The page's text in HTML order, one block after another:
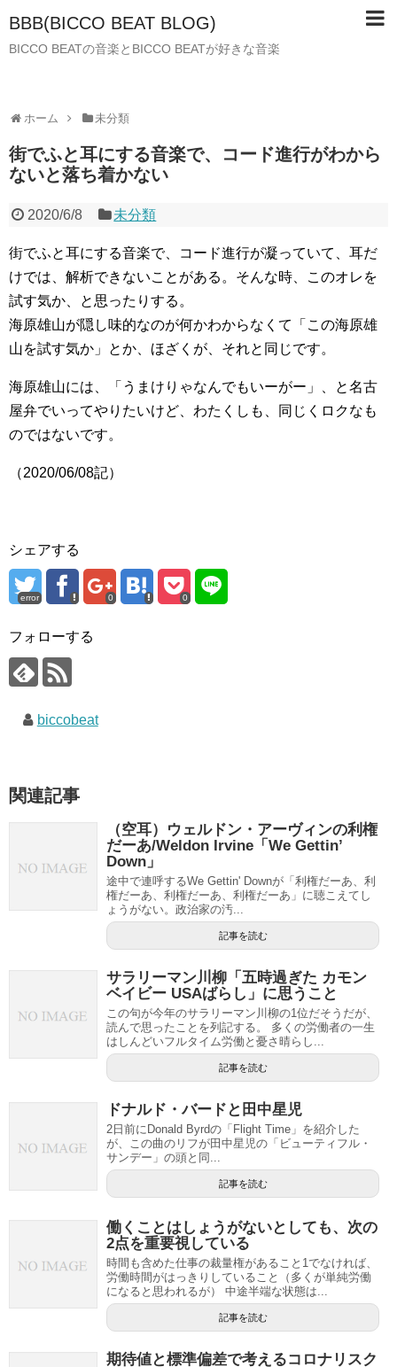
BBB(BICCO BEAT BLOG)
BICCO BEATの音楽とBICCO BEATが好きな音楽
ホーム 未分類
街でふと耳にする音楽で、コード進行がわから
ないと落ち着かない
2020/6/8 未分類
街でふと耳にする音楽で、コード進行が凝っていて、耳だ
けでは、解析できないことがある。そんな時、このオレを
試す気か、と思ったりする。
海原雄山が隠し味的なのが何かわからなくて「この海原雄
山を試す気か」とか、ほざくが、それと同じです。
海原雄山には、「うまけりゃなんでもいーがー」、と名古
屋弁でいってやりたいけど、わたくしも、同じくロクなも
のではないです。
（2020/06/08記）
シェアする
error 0 0
フォローする
biccobeat
関連記事
（空耳）ウェルドン・アーヴィンの利権
だーあ/Weldon Irvine「We Gettin’
Down」
途中で連呼するWe Gettin' Downが「利権だーあ、利
権だーあ、利権だーあ、利権だーあ」に聴こえてし
ょうがない。政治家の汚...
記事を読む
サラリーマン川柳「五時過ぎた カモン
ベイビー USAばらし」に思うこと
この句が今年のサラリーマン川柳の1位だそうだが、
読んで思ったことを列記する。 多くの労働者の一生
はしんどいフルタイム労働と憂さ晴らし...
記事を読む
ドナルド・バードと田中星児
2日前にDonald Byrdの「Flight Time」を紹介した
が、この曲のリフが田中星児の「ビューティフル・
サンデー」の頭と同...
記事を読む
働くことはしょうがないとしても、次の
2点を重要視している
時間も含めた仕事の裁量権があること1でなければ、
労働時間がはっきりしていること（多くが単純労働
になると思われるが） 中途半端な状態は...
記事を読む
期待値と標準偏差で考えるコロナリスク